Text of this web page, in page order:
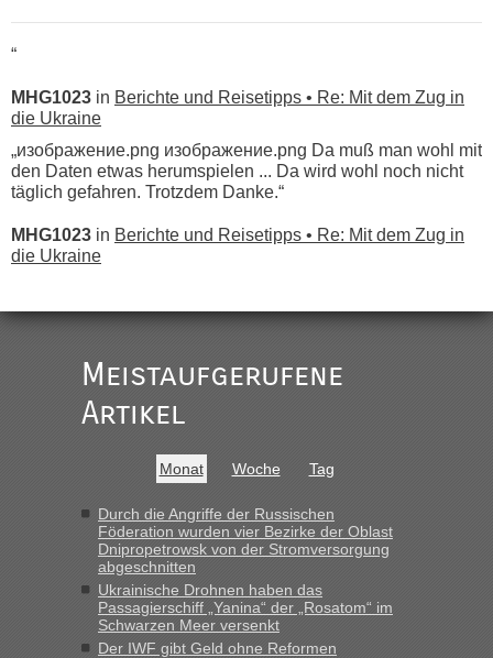
“
MHG1023 in Berichte und Reisetipps • Re: Mit dem Zug in
die Ukraine
„изображение.png изображение.png Da muß man wohl mit
den Daten etwas herumspielen ... Da wird wohl noch nicht
täglich gefahren. Trotzdem Danke.“
MHG1023 in Berichte und Reisetipps • Re: Mit dem Zug in
die Ukraine
Ist korrekt, aber ich finde man hätte trotzdem im Text gleich
darauf hinweisen können.
War aber nicht "böse" gemeint ...
buchbar - warum auch immer ...
Hab´s versucht - bekomme aber immer angezeigt "auf dieser
Strecke fahren wir nicht"
inBerichte und Reisetipps • Re: Mit dem Zug in
die Ukraine
Meistaufgerufene
Artikel
Monat Woche Tag
Durch die Angriffe der Russischen
Föderation wurden vier Bezirke der Oblast
Dnipropetrowsk von der Stromversorgung
abgeschnitten
Ukrainische Drohnen haben das
Passagierschiff „Yanina“ der „Rosatom“ im
Schwarzen Meer versenkt
Der IWF gibt Geld ohne Reformen